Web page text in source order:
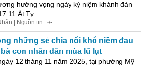
hướng vọng ngày kỷ niệm khánh đản
Át Tỵ...
| Nguồn tin : -/-
những sẻ chia nổi khổ niềm đau
con nhân dân mùa lũ lụt
12 tháng 11 năm 2025, tại phường Mỹ